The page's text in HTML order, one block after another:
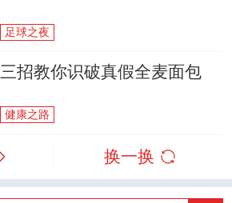
足球之夜
三招教你识破真假全麦面包
健康之路
换一换